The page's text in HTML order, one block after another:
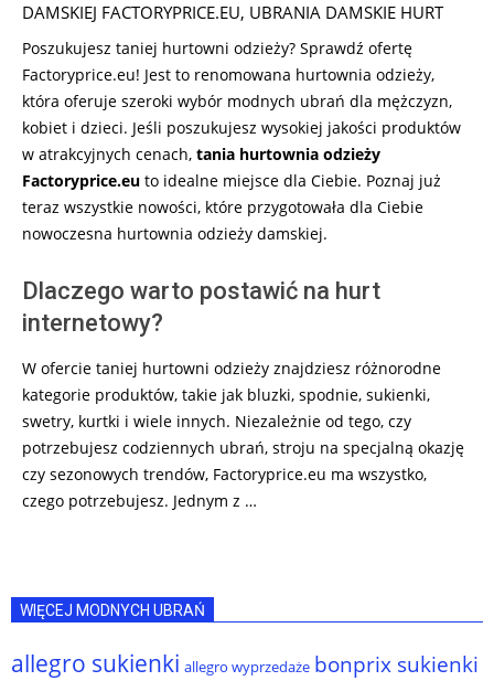
DAMSKIEJ FACTORYPRICE.EU, UBRANIA DAMSKIE HURT
Poszukujesz taniej hurtowni odzieży? Sprawdź ofertę
Factoryprice.eu! Jest to renomowana hurtownia odzieży,
która oferuje szeroki wybór modnych ubrań dla mężczyzn,
kobiet i dzieci. Jeśli poszukujesz wysokiej jakości produktów
w atrakcyjnych cenach, tania hurtownia odzieży
Factoryprice.eu to idealne miejsce dla Ciebie. Poznaj już
teraz wszystkie nowości, które przygotowała dla Ciebie
nowoczesna hurtownia odzieży damskiej.
Dlaczego warto postawić na hurt
internetowy?
W ofercie taniej hurtowni odzieży znajdziesz różnorodne
kategorie produktów, takie jak bluzki, spodnie, sukienki,
swetry, kurtki i wiele innych. Niezależnie od tego, czy
potrzebujesz codziennych ubrań, stroju na specjalną okazję
czy sezonowych trendów, Factoryprice.eu ma wszystko,
czego potrzebujesz. Jednym z …
WIĘCEJ MODNYCH UBRAŃ
allegro sukienki allegro wyprzedaże bonprix sukienki